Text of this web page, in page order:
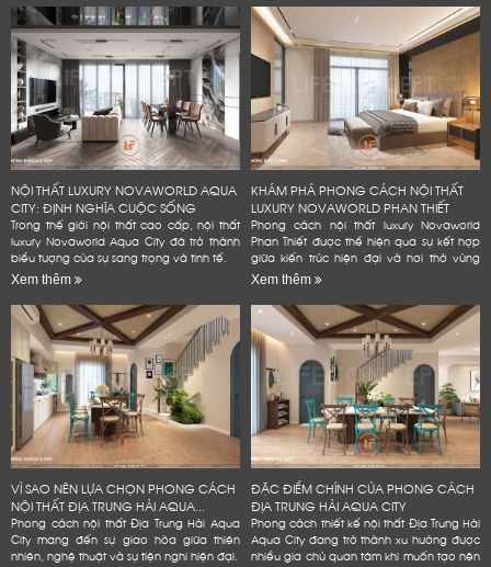
NỘI THẤT LUXURY NOVAWORLD AQUA
CITY: ĐỊNH NGHĨA CUỘC SỐNG
ĐẲNG...
Trong thế giới nội thất cao cấp, nội thất
luxury Novaworld Aqua City đã trở thành
biểu tượng của sự sang trọng và tinh tế.
Xem thêm
KHÁM PHÁ PHONG CÁCH NỘI THẤT
LUXURY NOVAWORLD PHAN THIẾT
Phong cách nội thất luxury Novaworld
Phan Thiết được thể hiện qua sự kết hợp
giữa kiến trúc hiện đại và hơi thở vùng
biển.
Xem thêm
VÌ SAO NÊN LỰA CHỌN PHONG CÁCH
NỘI THẤT ĐỊA TRUNG HẢI AQUA...
Phong cách nội thất Địa Trung Hải Aqua
City mang đến sự giao hòa giữa thiên
nhiên, nghệ thuật và sự tiện nghi hiện đại.
ĐẶC ĐIỂM CHÍNH CỦA PHONG CÁCH
ĐỊA TRUNG HẢI AQUA CITY
Phong cách thiết kế nội thất Địa Trung Hải
Aqua City đang trở thành xu hướng được
nhiều gia chủ quan tâm khi muốn tạo nên